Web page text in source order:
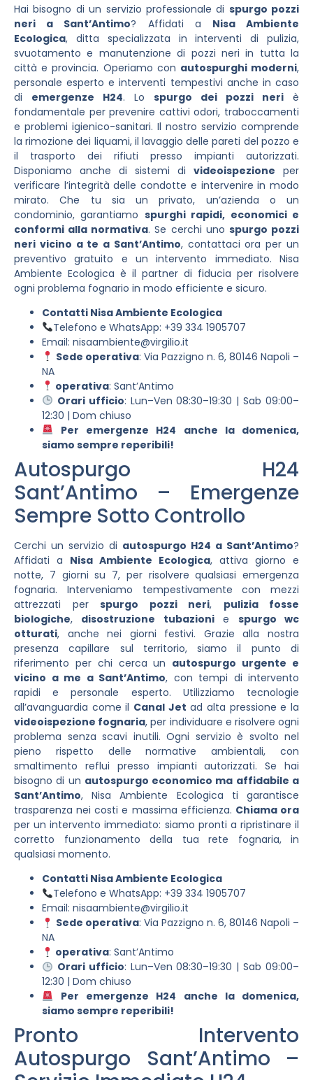
Hai bisogno di un servizio professionale di spurgo pozzi
neri a Sant’Antimo? Affidati a Nisa Ambiente
Ecologica, ditta specializzata in interventi di pulizia,
svuotamento e manutenzione di pozzi neri in tutta la
città e provincia. Operiamo con autospurghi moderni,
personale esperto e interventi tempestivi anche in caso
di emergenze H24. Lo spurgo dei pozzi neri è
fondamentale per prevenire cattivi odori, traboccamenti
e problemi igienico-sanitari. Il nostro servizio comprende
la rimozione dei liquami, il lavaggio delle pareti del pozzo e
il trasporto dei rifiuti presso impianti autorizzati.
Disponiamo anche di sistemi di videoispezione per
verificare l’integrità delle condotte e intervenire in modo
mirato. Che tu sia un privato, un’azienda o un
condominio, garantiamo spurghi rapidi, economici e
conformi alla normativa. Se cerchi uno spurgo pozzi
neri vicino a te a Sant’Antimo, contattaci ora per un
preventivo gratuito e un intervento immediato. Nisa
Ambiente Ecologica è il partner di fiducia per risolvere
ogni problema fognario in modo efficiente e sicuro.
Contatti Nisa Ambiente Ecologica
Telefono e WhatsApp: +39 334 1905707
Email: nisaambiente@virgilio.it
Sede operativa: Via Pazzigno n. 6, 80146 Napoli –
NA
operativa: Sant’Antimo
Orari ufficio: Lun–Ven 08:30–19:30 | Sab 09:00–
12:30 | Dom chiuso
Per emergenze H24 anche la domenica,
siamo sempre reperibili!
Autospurgo H24
Sant’Antimo – Emergenze
Sempre Sotto Controllo
Cerchi un servizio di autospurgo H24 a Sant’Antimo?
Affidati a Nisa Ambiente Ecologica, attiva giorno e
notte, 7 giorni su 7, per risolvere qualsiasi emergenza
fognaria. Interveniamo tempestivamente con mezzi
attrezzati per spurgo pozzi neri, pulizia fosse
biologiche, disostruzione tubazionie spurgo wc
otturati, anche nei giorni festivi. Grazie alla nostra
presenza capillare sul territorio, siamo il punto di
riferimento per chi cerca un autospurgo urgente e
vicino a me a Sant’Antimo, con tempi di intervento
rapidi e personale esperto. Utilizziamo tecnologie
all’avanguardia come il Canal Jet ad alta pressione e la
videoispezione fognaria, per individuare e risolvere ogni
problema senza scavi inutili. Ogni servizio è svolto nel
pieno rispetto delle normative ambientali, con
smaltimento reflui presso impianti autorizzati. Se hai
bisogno di un autospurgo economico ma affidabile a
Sant’Antimo, Nisa Ambiente Ecologica ti garantisce
trasparenza nei costi e massima efficienza. Chiama ora
per un intervento immediato: siamo pronti a ripristinare il
corretto funzionamento della tua rete fognaria, in
qualsiasi momento.
Contatti Nisa Ambiente Ecologica
Telefono e WhatsApp: +39 334 1905707
Email: nisaambiente@virgilio.it
Sede operativa: Via Pazzigno n. 6, 80146 Napoli –
NA
operativa: Sant’Antimo
Orari ufficio: Lun–Ven 08:30–19:30 | Sab 09:00–
12:30 | Dom chiuso
Per emergenze H24 anche la domenica,
siamo sempre reperibili!
Pronto Intervento
Autospurgo Sant’Antimo –